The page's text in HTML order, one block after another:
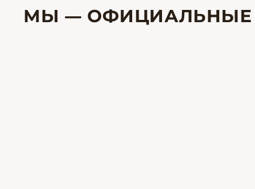
МЫ — ОФИЦИАЛЬНЫЕ